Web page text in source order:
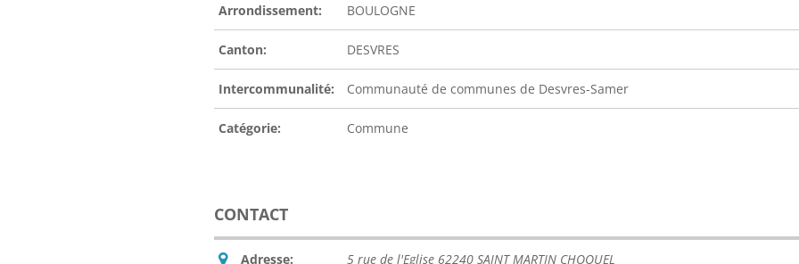
Arrondissement: BOULOGNE
Canton: DESVRES
Intercommunalité: Communauté de communes de Desvres-Samer
Catégorie: Commune
CONTACT
Adresse: 5 rue de l'Eglise 62240 SAINT MARTIN CHOQUEL